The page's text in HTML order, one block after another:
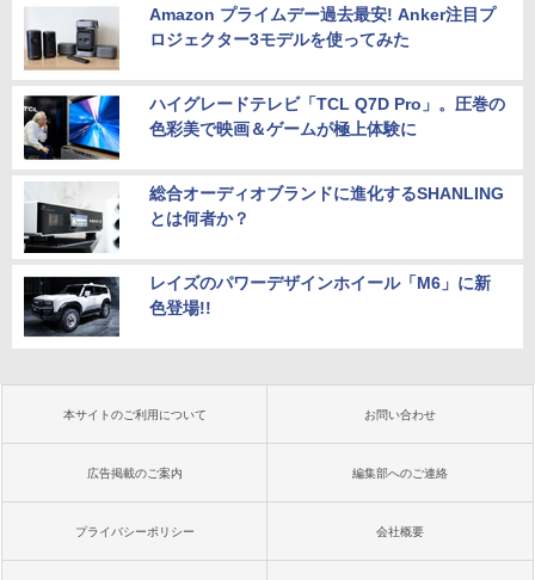
Amazon プライムデー過去最安! Anker注目プ
ロジェクター3モデルを使ってみた
ハイグレードテレビ「TCL Q7D Pro」。圧巻の
色彩美で映画＆ゲームが極上体験に
総合オーディオブランドに進化するSHANLING
とは何者か？
レイズのパワーデザインホイール「M6」に新
色登場!!
本サイトのご利用について お問い合わせ
広告掲載のご案内 編集部へのご連絡
プライバシーポリシー 会社概要